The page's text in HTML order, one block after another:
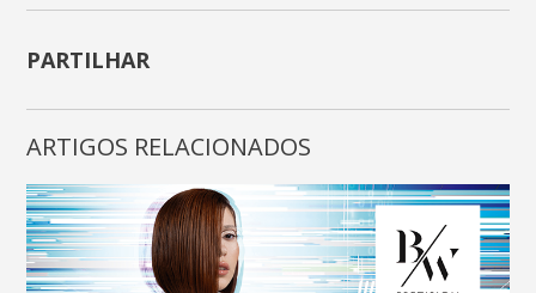
PARTILHAR
ARTIGOS RELACIONADOS